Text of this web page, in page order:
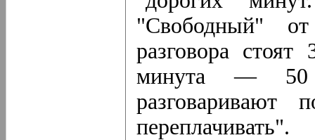
"Свободный"
разговора
минута — 50
разговаривают
переплачивать".